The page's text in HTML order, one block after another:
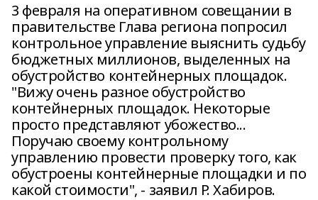
3 февраля на оперативном совещании в
правительстве Глава региона попросил
контрольное управление выяснить судьбу
бюджетных миллионов, выделенных на
обустройство контейнерных площадок.
"Вижу очень разное обустройство
контейнерных площадок. Некоторые
просто представляют убожество...
Поручаю своему контрольному
управлению провести проверку того, как
обустроены контейнерные площадки и по
какой стоимости", - заявил Р. Хабиров.